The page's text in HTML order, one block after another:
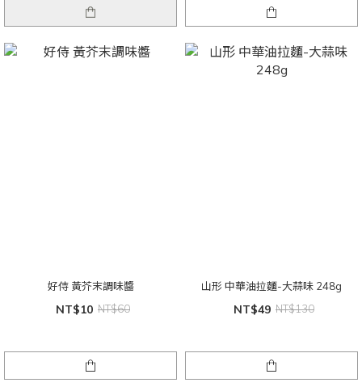
好侍 黃芥末調味醬
NT$10 NT$60
山形 中華油拉麵-大蒜味 248g
NT$49 NT$130